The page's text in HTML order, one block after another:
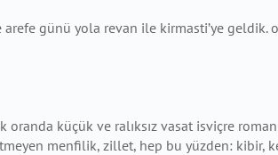
günü yola revan ile kirmasti’ye geldik.
küçük ve ralıksız vasat isviçre
menfilik, zillet, hep bu yüzden: